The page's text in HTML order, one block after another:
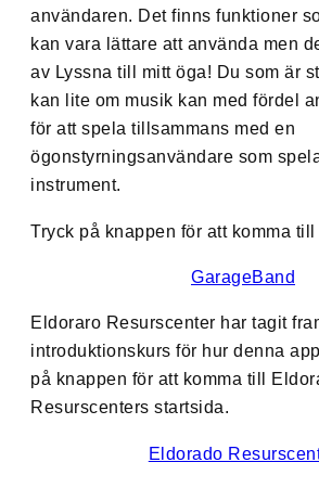
användaren. Det finns funktioner
kan vara lättare att använda men
av Lyssna till mitt öga! Du som är
kan lite om musik kan med fördel
för att spela tillsammans med en
ögonstyrningsanvändare som
instrument.
Tryck på knappen för att komma till
GarageBand
Eldoraro Resurscenter har tagit
introduktionskurs för hur denna
på knappen för att komma till
Resurscenters startsida.
Eldorado